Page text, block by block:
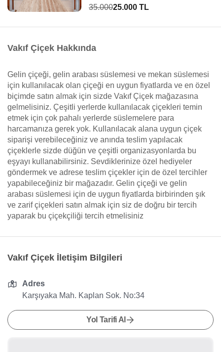
35.00025.000 TL
Vakıf Çiçek Hakkında
Gelin çiçeği, gelin arabası süslemesi ve mekan süslemesi
için kullanılacak olan çiçeği en uygun fiyatlarda ve en özel
biçimde satın almak için sizde Vakıf Çiçek mağazasına
gelmelisiniz. Çeşitli yerlerde kullanılacak çiçekleri temin
etmek için çok pahalı yerlerde süslemelere para
harcamanıza gerek yok. Kullanılacak alana uygun çiçek
siparişi verebileceğiniz ve anında teslim yapılacak
çiçeklerle sizde düğün ve çeşitli organizasyonlarda bu
eşyayı kullanabilirsiniz. Sevdiklerinize özel hediyeler
göndermek ve adrese teslim çiçekler için de özel tercihler
yapabileceğiniz bir mağazadır. Gelin çiçeği ve gelin
arabası süslemesi için de uygun fiyatlarda birbirinden şık
ve zarif çiçekleri satın almak için siz de doğru bir tercih
yaparak bu çiçekçiliği tercih etmelisiniz
Vakıf Çiçek İletişim Bilgileri
Adres
Karşıyaka Mah. Kaplan Sok. No:34
Yol Tarifi Al